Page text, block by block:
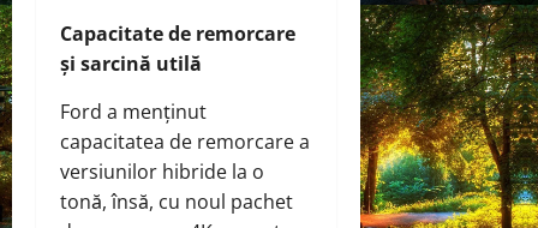
Capacitate de remorcare
și sarcină utilă
Ford a menținut
capacitatea de remorcare a
versiunilor hibride la o
tonă, însă, cu noul pachet